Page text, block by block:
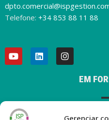
Gerenciar
Telefone: +34 853 88 11 88
EM